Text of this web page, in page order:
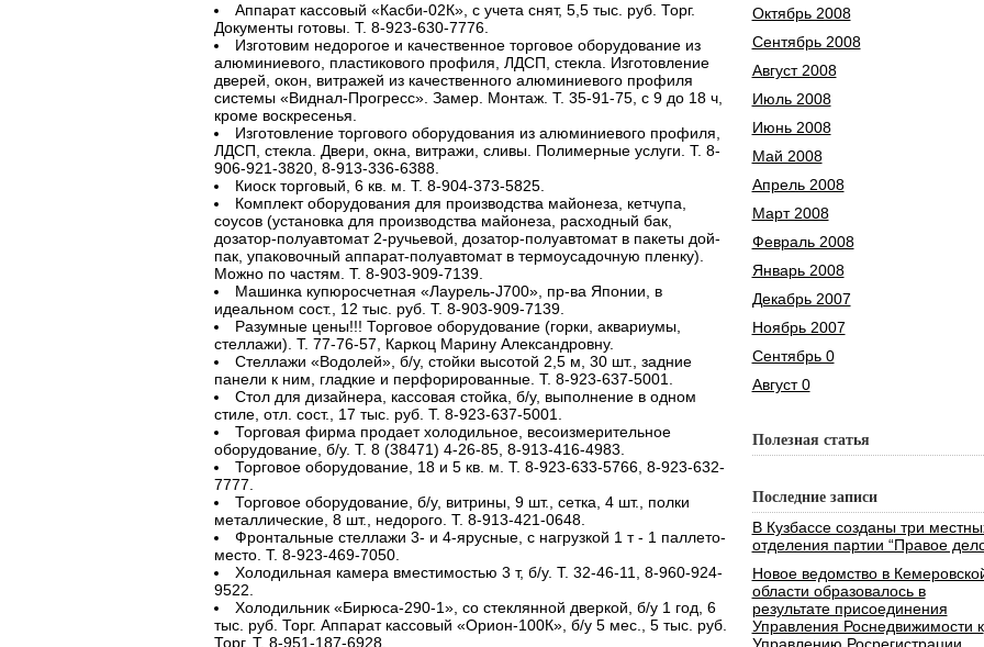
Аппарат кассовый «Касби-02К», с учета снят, 5,5 тыс. руб. Торг.
Документы готовы. Т. 8-923-630-7776.
Изготовим недорогое и качественное торговое оборудование из
алюминиевого, пластикового профиля, ЛДСП, стекла. Изготовление
дверей, окон, витражей из качественного алюминиевого профиля
системы «Виднал-Прогресс». Замер. Монтаж. Т. 35-91-75, с 9 до 18 ч,
кроме воскресенья.
Изготовление торгового оборудования из алюминиевого профиля,
ЛДСП, стекла. Двери, окна, витражи, сливы. Полимерные услуги. Т. 8-
906-921-3820, 8-913-336-6388.
Киоск торговый, 6 кв. м. Т. 8-904-373-5825.
Комплект оборудования для производства майонеза, кетчупа,
соусов (установка для производства майонеза, расходный бак,
дозатор-полуавтомат 2-ручьевой, дозатор-полуавтомат в пакеты дой-
пак, упаковочный аппарат-полуавтомат в термоусадочную пленку).
Можно по частям. Т. 8-903-909-7139.
Машинка купюросчетная «Лаурель-J700», пр-ва Японии, в
идеальном сост., 12 тыс. руб. Т. 8-903-909-7139.
Разумные цены!!! Торговое оборудование (горки, аквариумы,
стеллажи). Т. 77-76-57, Каркоц Марину Александровну.
Стеллажи «Водолей», б/у, стойки высотой 2,5 м, 30 шт., задние
панели к ним, гладкие и перфорированные. Т. 8-923-637-5001.
Стол для дизайнера, кассовая стойка, б/у, выполнение в одном
стиле, отл. сост., 17 тыс. руб. Т. 8-923-637-5001.
Торговая фирма продает холодильное, весоизмерительное
оборудование, б/у. Т. 8 (38471) 4-26-85, 8-913-416-4983.
Торговое оборудование, 18 и 5 кв. м. Т. 8-923-633-5766, 8-923-632-
7777.
Торговое оборудование, б/у, витрины, 9 шт., сетка, 4 шт., полки
металлические, 8 шт., недорого. Т. 8-913-421-0648.
Фронтальные стеллажи 3- и 4-ярусные, с нагрузкой 1 т - 1 паллето-
место. Т. 8-923-469-7050.
Холодильная камера вместимостью 3 т, б/у. Т. 32-46-11, 8-960-924-
9522.
Холодильник «Бирюса-290-1», со стеклянной дверкой, б/у 1 год, 6
тыс. руб. Торг. Аппарат кассовый «Орион-100К», б/у 5 мес., 5 тыс. руб.
Торг. Т. 8-951-187-6928.
Октябрь 2008
Сентябрь 2008
Август 2008
Июль 2008
Июнь 2008
Май 2008
Апрель 2008
Март 2008
Февраль 2008
Январь 2008
Декабрь 2007
Ноябрь 2007
Сентябрь 0
Август 0
Полезная статья
Последние записи
В Кузбассе созданы три
отделения партии “Правое
Новое ведомство в
области образовалось в
результате присоединения
Управления Роснедвижимости к